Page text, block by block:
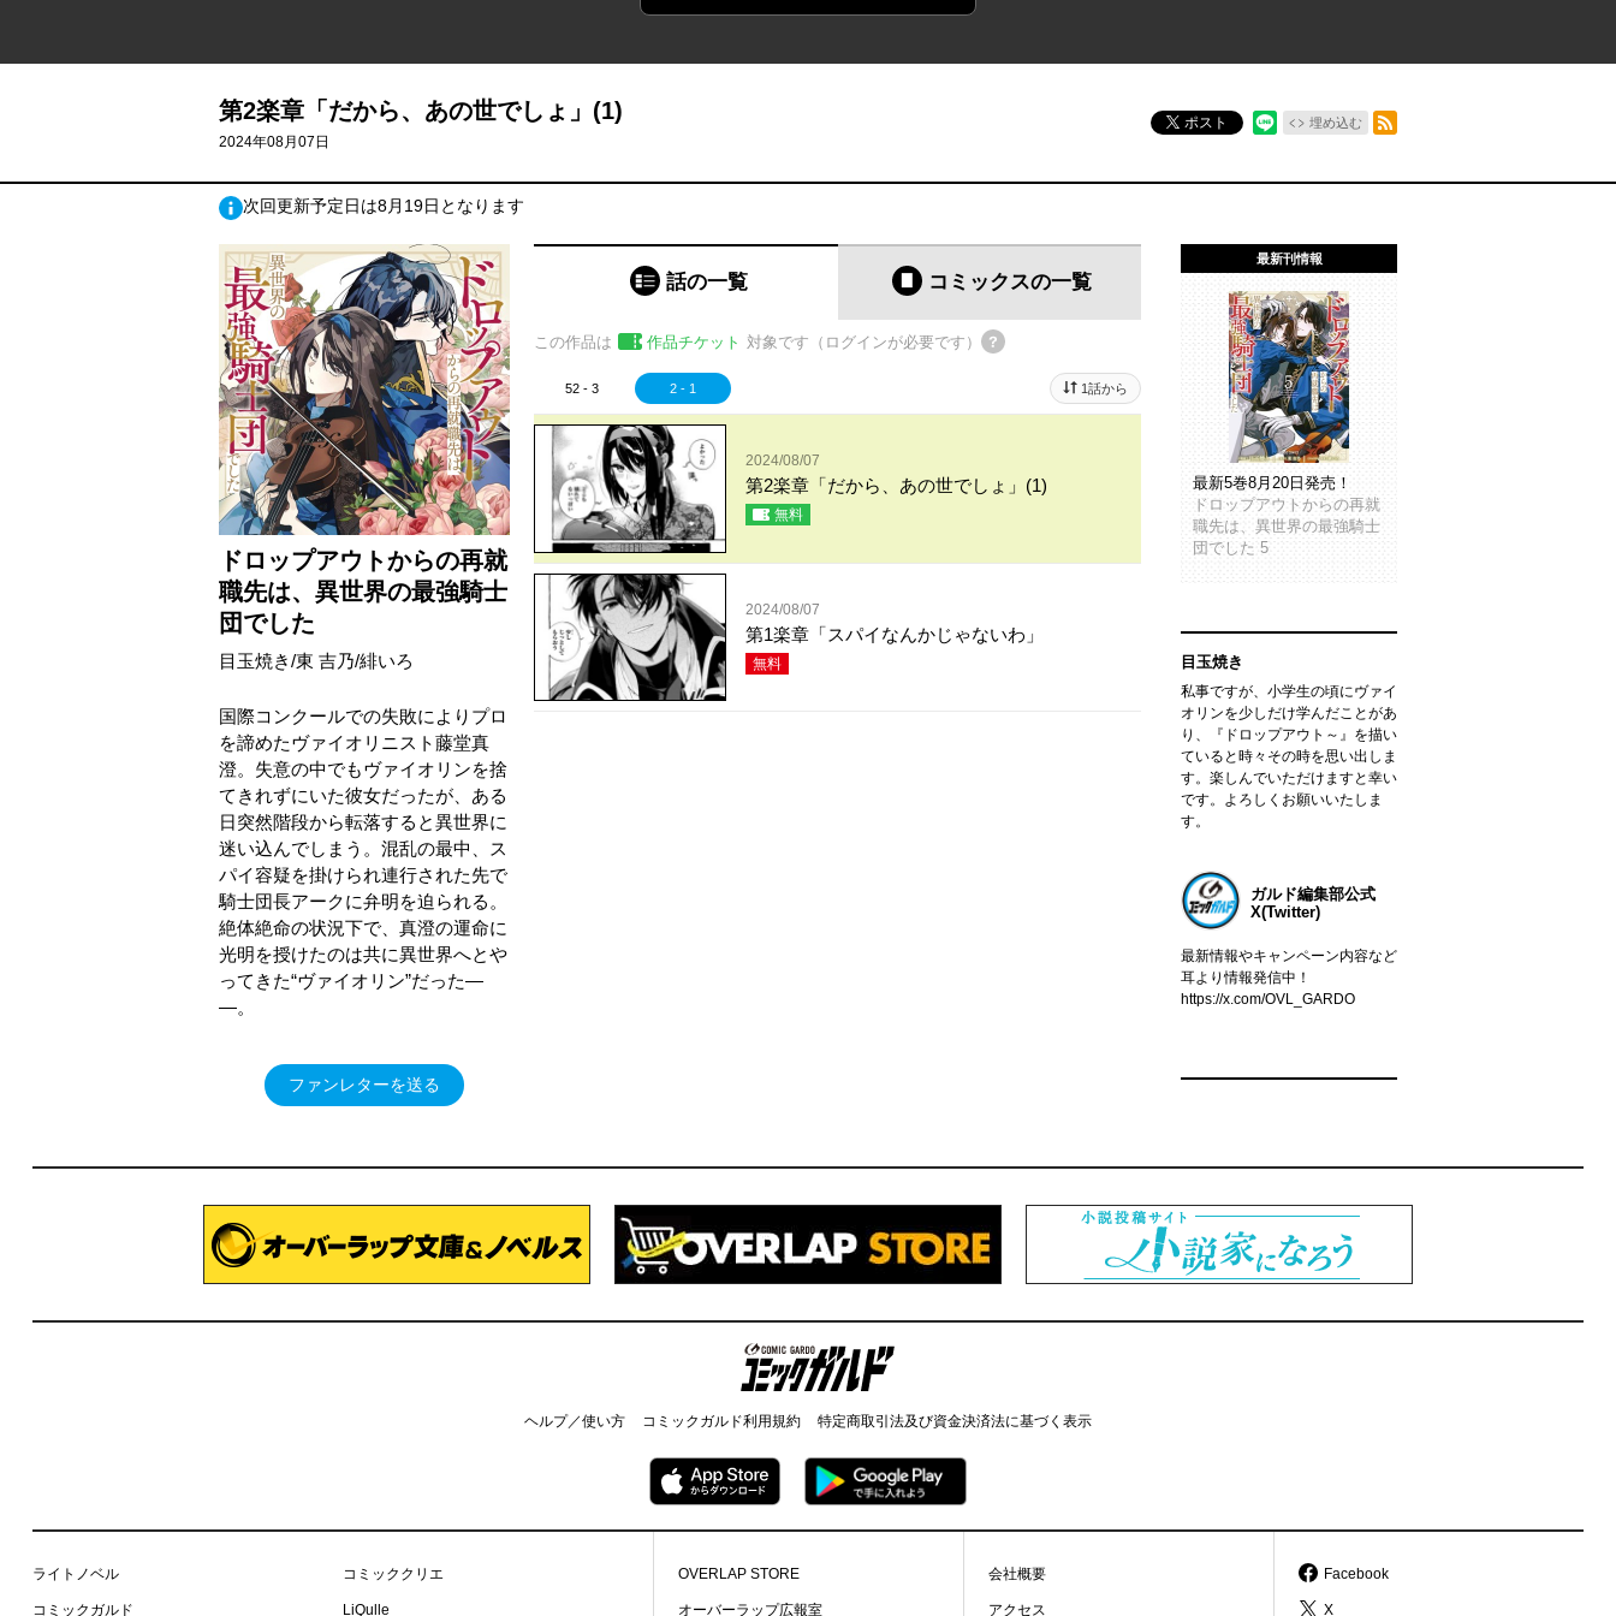
第2楽章「だから、あの世でしょ」(1)
2024年08月07日
ポスト 埋め込む
次回更新予定日は8月19日となります
ドロップアウトからの再就
職先は、異世界の最強騎士
団でした
目玉焼き/東 吉乃/緋いろ
国際コンクールでの失敗によりプロ
を諦めたヴァイオリニスト藤堂真
澄。失意の中でもヴァイオリンを捨
てきれずにいた彼女だったが、ある
日突然階段から転落すると異世界に
迷い込んでしまう。混乱の最中、ス
パイ容疑を掛けられ連行された先で
騎士団長アークに弁明を迫られる。
絶体絶命の状況下で、真澄の運命に
光明を授けたのは共に異世界へとや
ってきた“ヴァイオリン”だった―
―。
ファンレターを送る
話の一覧 コミックスの一覧
この作品は 作品チケット 対象です（ログインが必要です）
52 - 3 2 - 1 1話から
2024/08/07
第2楽章「だから、あの世でしょ」(1)
無料
2024/08/07
第1楽章「スパイなんかじゃないわ」
無料
最新刊情報
最新5巻8月20日発売！
ドロップアウトからの再就
職先は、異世界の最強騎士
団でした 5
目玉焼き
私事ですが、小学生の頃にヴァイ
オリンを少しだけ学んだことがあ
り、『ドロップアウト～』を描い
ていると時々その時を思い出しま
す。楽しんでいただけますと幸い
です。よろしくお願いいたしま
す。
ガルド編集部公式
X(Twitter)
最新情報やキャンペーン内容など
耳より情報発信中！
https://x.com/OVL_GARDO
コミックガルド
ヘルプ／使い方 コミックガルド利用規約 特定商取引法及び資金決済法に基づく表示
ライトノベル
コミックガルド
コミッククリエ
LiQulle
OVERLAP STORE
オーバーラップ広報室
会社概要
アクセス
Facebook
X